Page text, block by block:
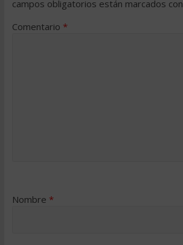
campos obligatorios están marcados con
Comentario *
Nombre *